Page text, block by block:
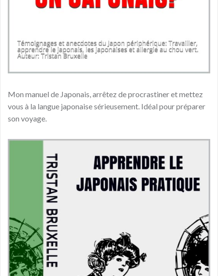
Mon manuel de Japonais, arrêtez de procrastiner et mettez
vous à la langue japonaise sérieusement. Idéal pour préparer
son voyage.